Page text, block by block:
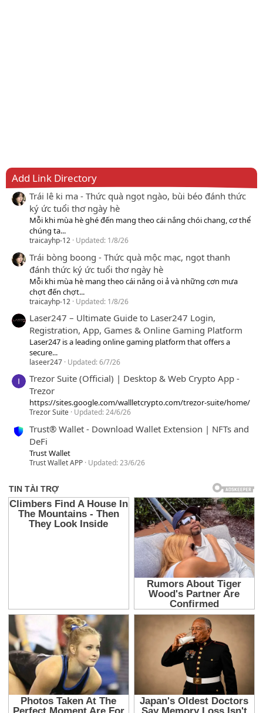
Add Link Directory
Trái lê ki ma - Thức quà ngọt ngào, bùi béo đánh thức
ký ức tuổi thơ ngày hè
Mỗi khi mùa hè ghé đến mang theo cái nắng chói chang, cơ thể
chúng ta...
traicayhp-12 Updated: 1/8/26
Trái bòng boong - Thức quà mộc mạc, ngọt thanh
đánh thức ký ức tuổi thơ ngày hè
Mỗi khi mùa hè mang theo cái nắng oi ả và những cơn mưa
chợt đến chợt...
traicayhp-12 Updated: 1/8/26
Laser247 – Ultimate Guide to Laser247 Login,
Registration, App, Games & Online Gaming Platform
Laser247 is a leading online gaming platform that offers a
secure...
laseer247 Updated:6/7/26
Trezor Suite (Official) | Desktop & Web Crypto App -
Trezor
https://sites.google.com/wallletcrypto.com/trezor-suite/home/
Trezor Suite Updated:24/6/26
Trust® Wallet - Download Wallet Extension | NFTs and
DeFi
Trust Wallet
Trust Wallet APP Updated:23/6/26